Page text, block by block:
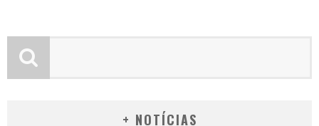
+ NOTÍCIAS